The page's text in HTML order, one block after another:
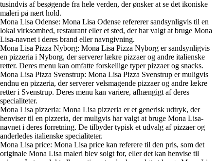
tusindvis af besøgende fra hele verden, der ønsker at se det ikoniske
maleri på nært hold.
Mona Lisa Odense: Mona Lisa Odense refererer sandsynligvis til en
lokal virksomhed, restaurant eller et sted, der har valgt at bruge Mona
Lisa-navnet i deres brand eller navngivning.
Mona Lisa Pizza Nyborg: Mona Lisa Pizza Nyborg er sandsynligvis
en pizzeria i Nyborg, der serverer lækre pizzaer og andre italienske
retter. Deres menu kan omfatte forskellige typer pizzaer og snacks.
Mona Lisa Pizza Svenstrup: Mona Lisa Pizza Svenstrup er muligvis
endnu en pizzeria, der serverer velsmagende pizzaer og andre lækre
retter i Svenstrup. Deres menu kan variere, afhængigt af deres
specialiteter.
Mona Lisa pizzeria: Mona Lisa pizzeria er et generisk udtryk, der
henviser til en pizzeria, der muligvis har valgt at bruge Mona Lisa-
navnet i deres forretning. De tilbyder typisk et udvalg af pizzaer og
anderledes italienske specialiteter.
Mona Lisa price: Mona Lisa price kan referere til den pris, som det
originale Mona Lisa maleri blev solgt for, eller det kan henvise til